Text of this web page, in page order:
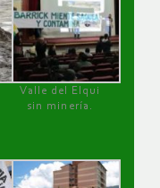
Valle del Elqui
sin minería.